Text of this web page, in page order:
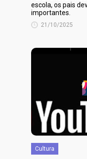
escola, os pais
importantes.
21/10/2025
Cultura